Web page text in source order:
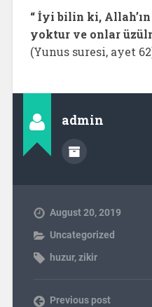
“ İyi bilin ki,
yoktur ve onlar
(Yunus suresi, ayet
admin
August 20, 2019
Uncategorized
huzur,zikir
Previous post